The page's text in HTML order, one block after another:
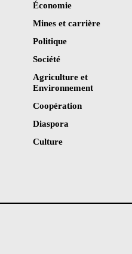
Économie
Mines et carrière
Politique
Société
Agriculture et
Environnement
Coopération
Diaspora
Culture